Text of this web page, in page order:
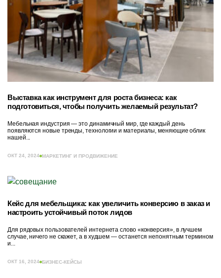
Выставка как инструмент для роста бизнеса: как
подготовиться, чтобы получить желаемый результат?
Мебельная индустрия — это динамичный мир, где каждый день
появляются новые тренды, технологии и материалы, меняющие облик
нашей...
ОКТ 24, 2024 МАРКЕТИНГ И ПРОДВИЖЕНИЕ
Кейс для мебельщика: как увеличить конверсию в заказ и
настроить устойчивый поток лидов
Для рядовых пользователей интернета слово «конверсия», в лучшем
случае, ничего не скажет, а в худшем — останется непонятным термином
и...
ОКТ 16, 2024 БИЗНЕС-КЕЙСЫ